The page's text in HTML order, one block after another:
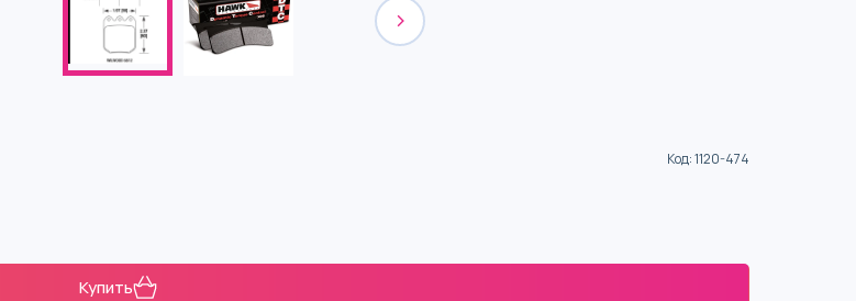
Код:1120-474
Купить